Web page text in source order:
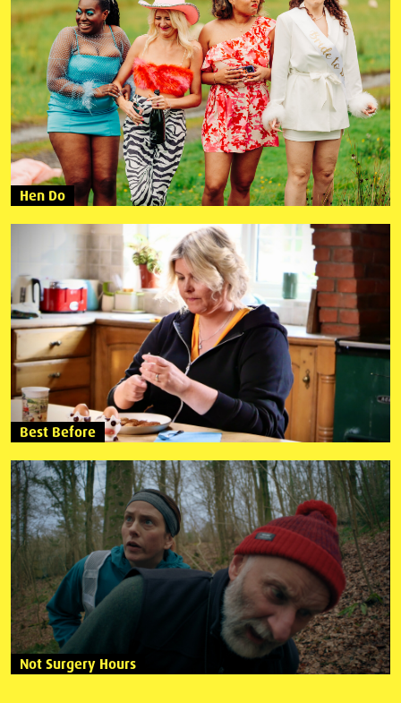
Hen Do
Best Before
Not Surgery Hours